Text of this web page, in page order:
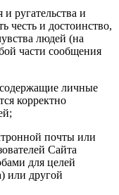
ругательства и
честь и достоинство,
людей (на
части сообщения
личные
корректно
почты или
Сайта
для целей
или другой